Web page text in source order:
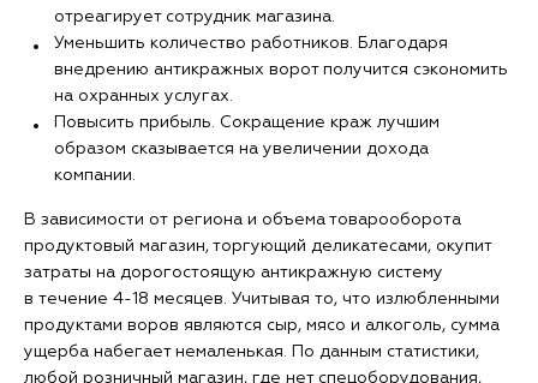
отреагирует сотрудник магазина.
Уменьшить количество работников. Благодаря
внедрению антикражных ворот получится сэкономить
на охранных услугах.
Повысить прибыль. Сокращение краж лучшим
образом сказывается на увеличении дохода
компании.
В зависимости от региона и объема товарооборота
продуктовый магазин, торгующий деликатесами, окупит
затраты на дорогостоящую антикражную систему
в течение 4-18 месяцев. Учитывая то, что излюбленными
продуктами воров являются сыр, мясо и алкоголь, сумма
ущерба набегает немаленькая. По данным статистики,
любой розничный магазин, где нет спецоборудования,